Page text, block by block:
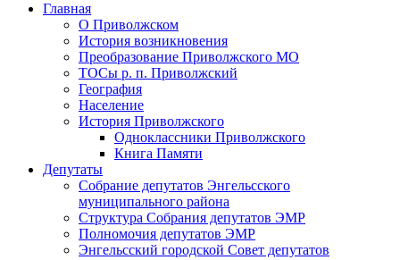
Главная
О Приволжском
История возникновения
Преобразование Приволжского МО
ТОСы р. п. Приволжский
География
Население
История Приволжского
Одноклассники Приволжского
Книга Памяти
Депутаты
Собрание депутатов Энгельсского
муниципального района
Структура Собрания депутатов ЭМР
Полномочия депутатов ЭМР
Энгельсский городской Совет депутатов